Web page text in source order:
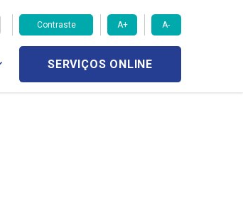
Contraste A+ A-
SERVIÇOS ONLINE